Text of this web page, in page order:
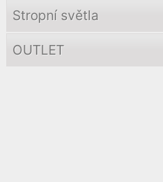
Stropní světla
OUTLET